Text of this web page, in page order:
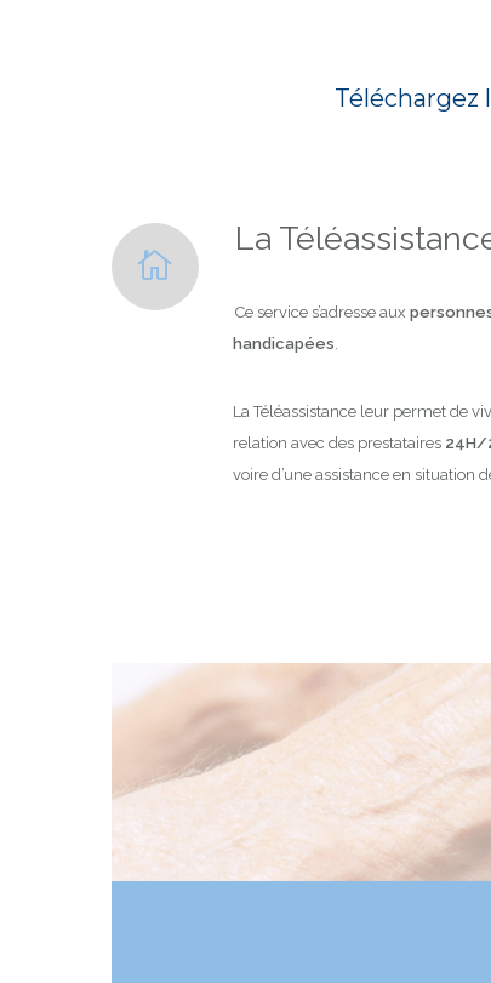
Téléchargez
La
Ce service s’adresse aux
handicapées
La Téléassistance leur permet de
relation avec des prestataires 24H/
voire d’une assistance en situation